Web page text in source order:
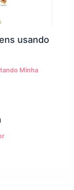
usando
Minha